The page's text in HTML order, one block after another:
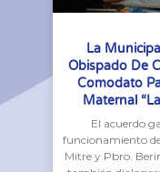
La
Obispado De
Comodato
Maternal
El acuerdo
funcionamiento
Mitre y Pbro.